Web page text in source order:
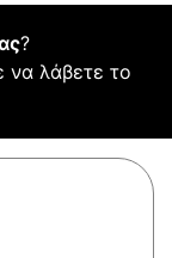
?
να λάβετε το